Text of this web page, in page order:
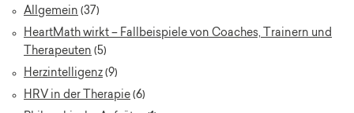
Allgemein (37)
HeartMath wirkt – Fallbeispiele von Coaches, Trainern und
Therapeuten (5)
Herzintelligenz (9)
HRV in der Therapie (6)